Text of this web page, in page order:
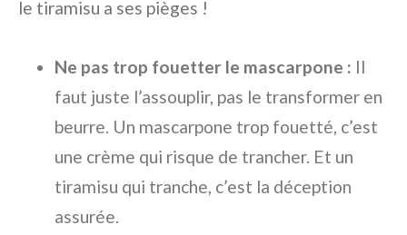
le tiramisu a ses pièges !
Ne pas trop fouetter le mascarpone : Il
faut juste l’assouplir, pas le transformer en
beurre. Un mascarpone trop fouetté, c’est
une crème qui risque de trancher. Et un
tiramisu qui tranche, c’est la déception
assurée.